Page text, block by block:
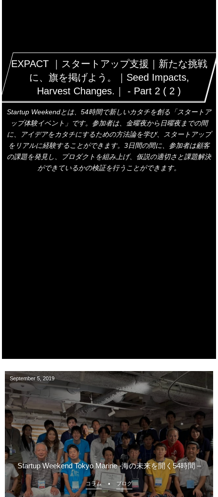
EXPACT ｜スタートアップ支援｜新たな挑戦
に、旗を掲げよう。｜Seed Impacts,
Harvest Changes.｜ - Part 2 ( 2 )
Startup Weekendとは、54時間で新しいカタチを創る「スタートア
ップ体験イベント」です。参加者は、金曜夜から日曜夜までの間
に、アイデアをカタチにするための方法論を学び、スタートアップ
をリアルに経験することができます。3日間の間に、参加者は顧客
の課題を発見し、プロダクトを組み上げ、仮説の適切さと課題解決
ができているかの検証を行うことができます。
September 5 2019
Startup Weekend Tokyo Marine -海の未来を開く54時間 –
コラム ブログ